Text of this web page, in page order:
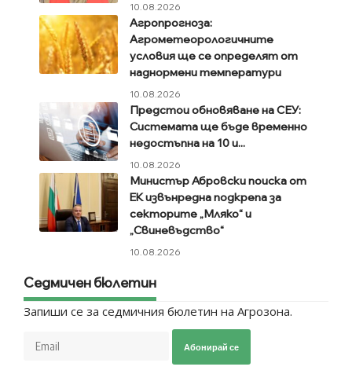
10.08.2026
Агропрогноза:
Агрометеорологичните
условия ще се определят от
наднормени температури
10.08.2026
Предстои обновяване на СЕУ:
Системата ще бъде временно
недостъпна на 10 и...
10.08.2026
Министър Абровски поиска от
EK извънредна подкрепа за
секторите „Мляко“ и
„Свиневъдство“
10.08.2026
Седмичен бюлетин
Запиши се за седмичния бюлетин на Агрозона.
Абонирай се